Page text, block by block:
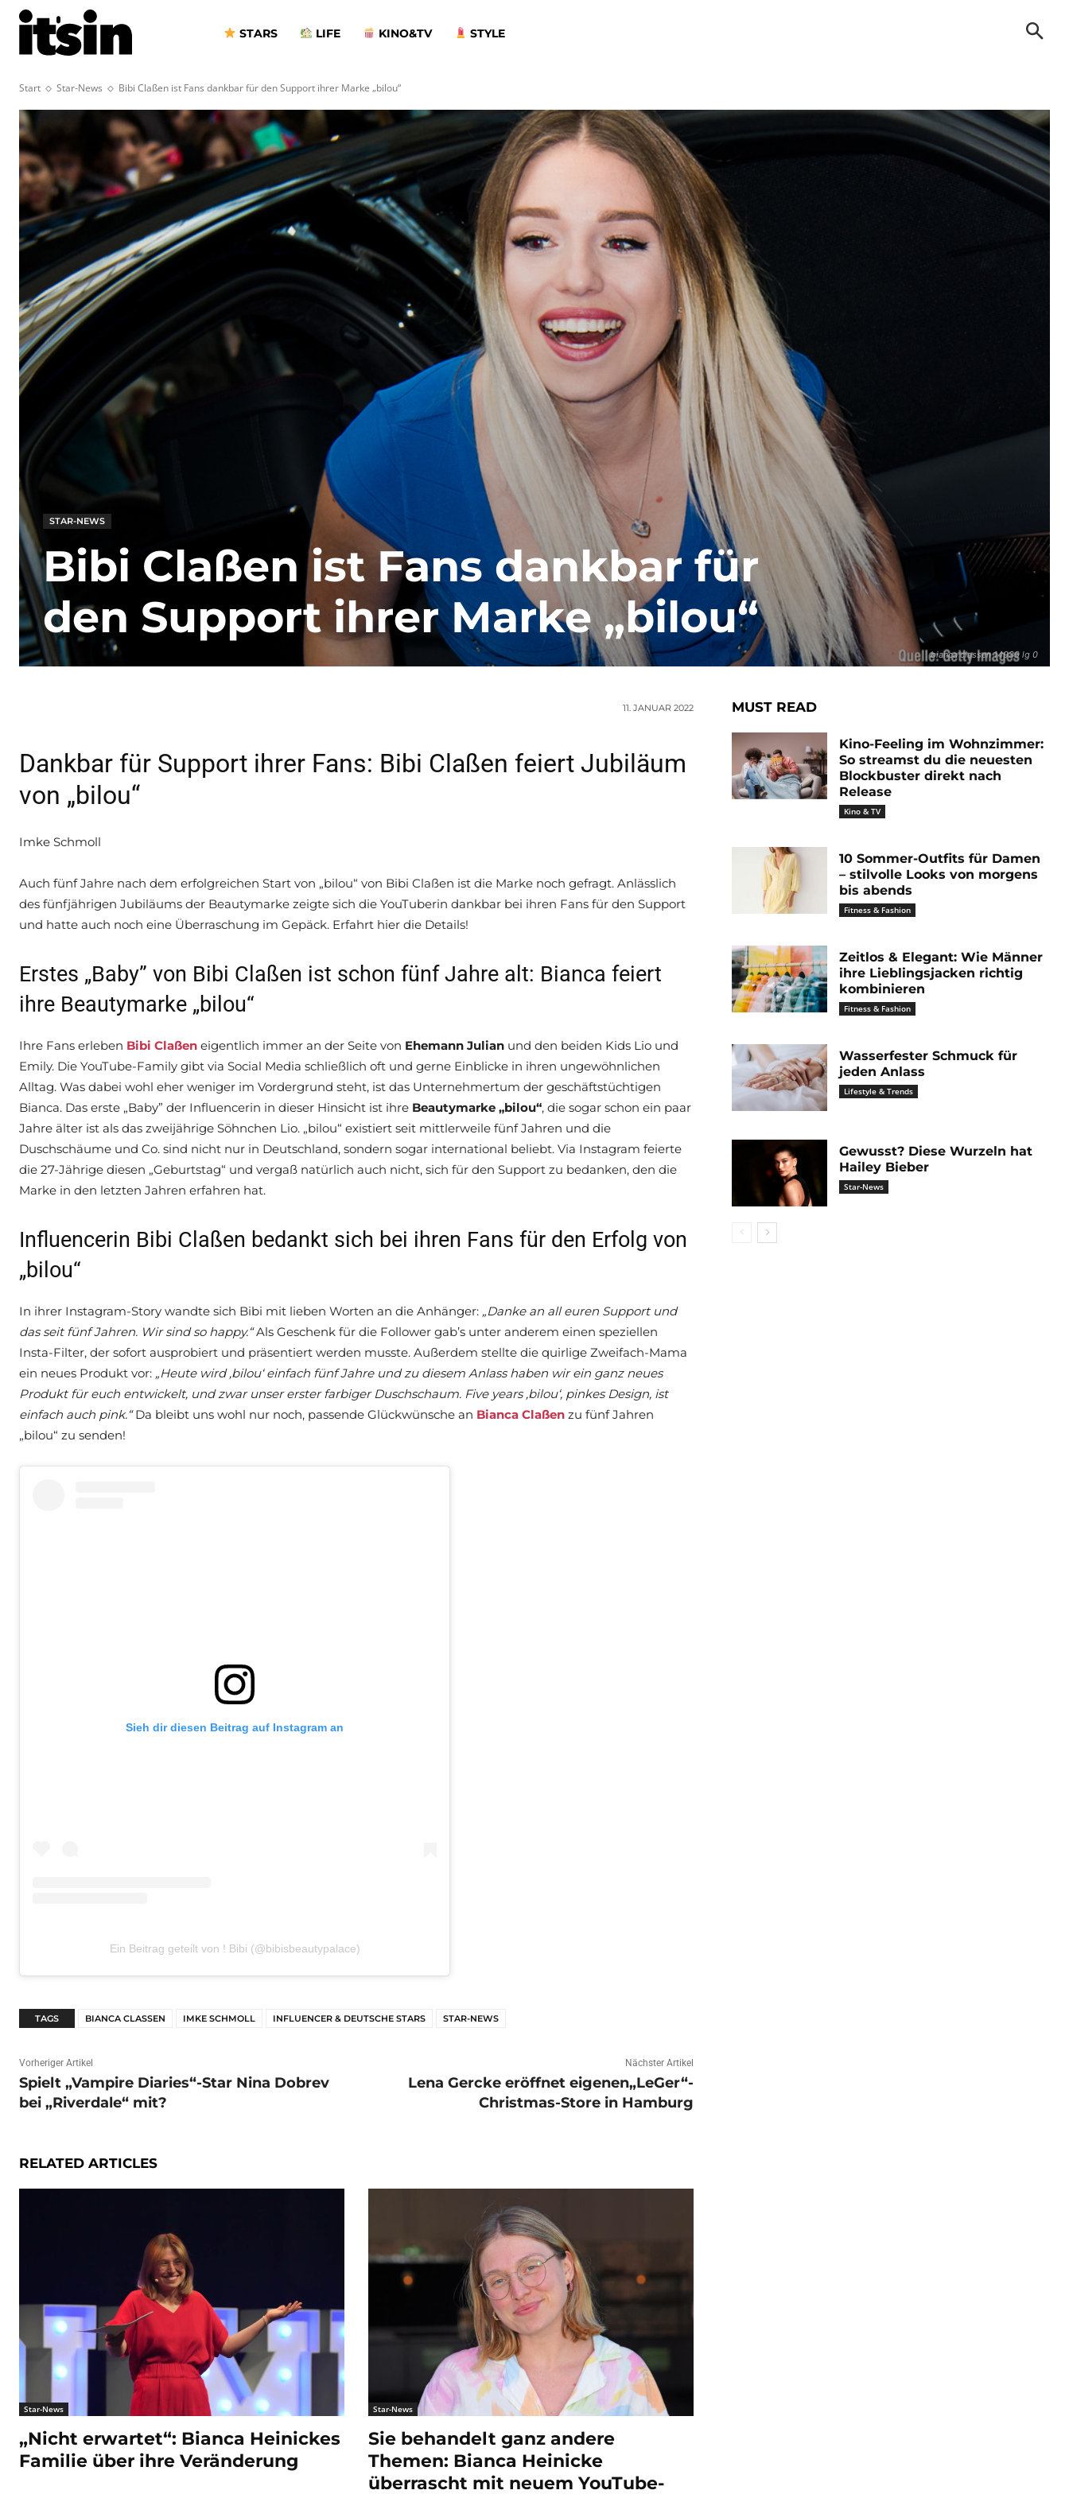
STARS LIFE KINO&TV STYLE
Start Star-News Bibi Claßen ist Fans dankbar für den Support ihrer Marke „bilou“
bianca classen 14939 lg 0
STAR-NEWS
Bibi Claßen ist Fans dankbar für
den Support ihrer Marke „bilou“
11. JANUAR 2022
Dankbar für Support ihrer Fans: Bibi Claßen feiert Jubiläum
von „bilou“
Imke Schmoll
Auch fünf Jahre nach dem erfolgreichen Start von „bilou“ von Bibi Claßen ist die Marke noch gefragt. Anlässlich
des fünfjährigen Jubiläums der Beautymarke zeigte sich die YouTuberin dankbar bei ihren Fans für den Support
und hatte auch noch eine Überraschung im Gepäck. Erfahrt hier die Details!
Erstes „Baby” von Bibi Claßen ist schon fünf Jahre alt: Bianca feiert
ihre Beautymarke „bilou“
Ihre Fans erleben Bibi Claßen eigentlich immer an der Seite von Ehemann Julian und den beiden Kids Lio und
Emily. Die YouTube-Family gibt via Social Media schließlich oft und gerne Einblicke in ihren ungewöhnlichen
Alltag. Was dabei wohl eher weniger im Vordergrund steht, ist das Unternehmertum der geschäftstüchtigen
Bianca. Das erste „Baby” der Influencerin in dieser Hinsicht ist ihre Beautymarke „bilou“, die sogar schon ein paar
Jahre älter ist als das zweijährige Söhnchen Lio. „bilou“ existiert seit mittlerweile fünf Jahren und die
Duschschäume und Co. sind nicht nur in Deutschland, sondern sogar international beliebt. Via Instagram feierte
die 27-Jährige diesen „Geburtstag“ und vergaß natürlich auch nicht, sich für den Support zu bedanken, den die
Marke in den letzten Jahren erfahren hat.
Influencerin Bibi Claßen bedankt sich bei ihren Fans für den Erfolg von
„bilou“
In ihrer Instagram-Story wandte sich Bibi mit lieben Worten an die Anhänger: „Danke an all euren Support und
das seit fünf Jahren. Wir sind so happy.“Als Geschenk für die Follower gab’s unter anderem einen speziellen
Insta-Filter, der sofort ausprobiert und präsentiert werden musste. Außerdem stellte die quirlige Zweifach-Mama
ein neues Produkt vor: „Heute wird ‚bilou‘ einfach fünf Jahre und zu diesem Anlass haben wir ein ganz neues
Produkt für euch entwickelt, und zwar unser erster farbiger Duschschaum. Five years ‚bilou‘, pinkes Design, ist
einfach auch pink.“Da bleibt uns wohl nur noch, passende Glückwünsche an Bianca Claßen zu fünf Jahren
„bilou“ zu senden!
Sieh dir diesen Beitrag auf Instagram an
Ein Beitrag geteilt von ! Bibi (@bibisbeautypalace)
TAGS BIANCA CLASSEN IMKE SCHMOLL INFLUENCER & DEUTSCHE STARS STAR-NEWS
Vorheriger Artikel
Spielt „Vampire Diaries“-Star Nina Dobrev
bei „Riverdale“ mit?
Nächster Artikel
Lena Gercke eröffnet eigenen„LeGer“-
Christmas-Store in Hamburg
RELATED ARTICLES
Star-News
„Nicht erwartet“: Bianca Heinickes
Familie über ihre Veränderung
Star-News
Sie behandelt ganz andere
Themen: Bianca Heinicke
überrascht mit neuem YouTube-
MUST READ
Kino-Feeling im Wohnzimmer:
So streamst du die neuesten
Blockbuster direkt nach
Release
Kino & TV
10 Sommer-Outfits für Damen
– stilvolle Looks von morgens
bis abends
Fitness & Fashion
Zeitlos & Elegant: Wie Männer
ihre Lieblingsjacken richtig
kombinieren
Fitness & Fashion
Wasserfester Schmuck für
jeden Anlass
Lifestyle & Trends
Gewusst? Diese Wurzeln hat
Hailey Bieber
Star-News